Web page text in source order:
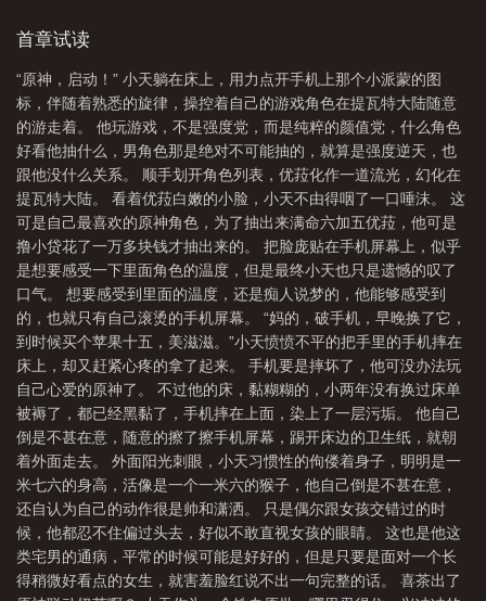
首章试读
“原神，启动！” 小天躺在床上，用力点开手机上那个小派蒙的图
标，伴随着熟悉的旋律，操控着自己的游戏角色在提瓦特大陆随意
的游走着。 他玩游戏，不是强度党，而是纯粹的颜值党，什么角色
好看他抽什么，男角色那是绝对不可能抽的，就算是强度逆天，也
跟他没什么关系。 顺手划开角色列表，优菈化作一道流光，幻化在
提瓦特大陆。 看着优菈白嫩的小脸，小天不由得咽了一口唾沫。 这
可是自己最喜欢的原神角色，为了抽出来满命六加五优菈，他可是
撸小贷花了一万多块钱才抽出来的。 把脸庞贴在手机屏幕上，似乎
是想要感受一下里面角色的温度，但是最终小天也只是遗憾的叹了
口气。 想要感受到里面的温度，还是痴人说梦的，他能够感受到
的，也就只有自己滚烫的手机屏幕。 “妈的，破手机，早晚换了它，
到时候买个苹果十五，美滋滋。”小天愤愤不平的把手里的手机摔在
床上，却又赶紧心疼的拿了起来。 手机要是摔坏了，他可没办法玩
自己心爱的原神了。 不过他的床，黏糊糊的，小两年没有换过床单
被褥了，都已经黑黏了，手机摔在上面，染上了一层污垢。 他自己
倒是不甚在意，随意的擦了擦手机屏幕，踢开床边的卫生纸，就朝
着外面走去。 外面阳光刺眼，小天习惯性的佝偻着身子，明明是一
米七六的身高，活像是一个一米六的猴子，他自己倒是不甚在意，
还自认为自己的动作很是帅和潇洒。 只是偶尔跟女孩交错过的时
候，他都忍不住偏过头去，好似不敢直视女孩的眼睛。 这也是他这
类宅男的通病，平常的时候可能是好好的，但是只要是面对一个长
得稍微好看点的女生，就害羞脸红说不出一句完整的话。 喜茶出了